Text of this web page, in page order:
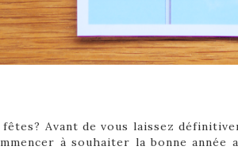
Avant de vous laissez
à souhaiter la bonne